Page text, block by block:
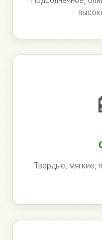
Твердые, мягкие,